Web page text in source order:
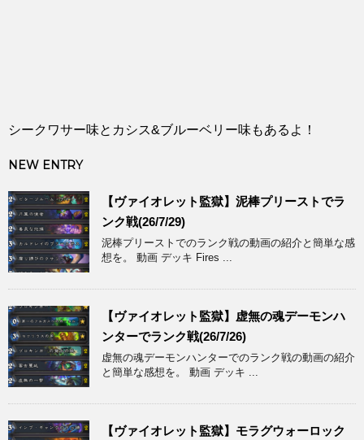
シークワサー味とカシス&ブルーベリー味もあるよ！
NEW ENTRY
【ヴァイオレット監獄】泥棒プリーストでラ
ンク戦(26/7/29)
泥棒プリーストでのランク戦の動画の紹介と簡単な感
想を。 動画 デッキ Fires ...
【ヴァイオレット監獄】虚無の魂デーモンハ
ンターでランク戦(26/7/26)
虚無の魂デーモンハンターでのランク戦の動画の紹介
と簡単な感想を。 動画 デッキ ...
【ヴァイオレット監獄】モラグウォーロック